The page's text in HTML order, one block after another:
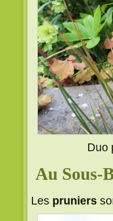
Duo
Au Sous-
Les pruniers